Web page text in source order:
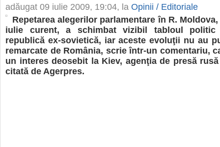
adăugat 09 iulie 2009, 19:04, la Opinii / Editoriale
Repetarea alegerilor parlamentare în R.
iulie curent, a schimbat vizibil tabloul politic
republică ex-sovietică, iar aceste evoluţii nu au
remarcate de România, scrie într-un comentariu,
un interes deosebit la Kiev, agenţia de presă
citată de Agerpres.